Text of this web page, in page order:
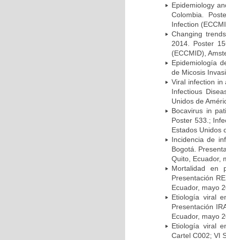
Epidemiology
Colombia.
Infection
Changing
2014. Poster
(ECCMID),
Epidemiología
de Micosis
Viral infection in
Infectious
Unidos de
Bocavirus in
Poster 533.;
Estados Unidos
Incidencia de
Bogotá.
Quito, Ecuador,
Mortalidad en
Presentación
Ecuador, mayo
Etiología viral
Presentación
Ecuador, mayo
Etiología viral
Cartel C002; VI